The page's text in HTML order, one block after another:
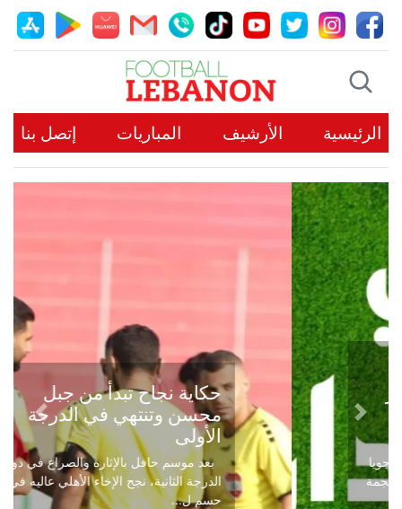
الرئيسية الأرشيف المباريات إتصل بنا
حكاية نجاح تبدأ من جبل
محسن وتنتهي في الدرجة
الأولى
بعد موسم حافل بالإثارة والصراع في دوري
الدرجة الثانية، نجح الإخاء الأهلي عاليه في
حسم ل...
Previous
Next